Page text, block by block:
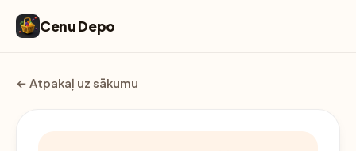
Cenu Depo
← Atpakaļ uz sākumu